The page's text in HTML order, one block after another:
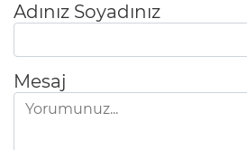
Adınız Soyadınız
Mesaj